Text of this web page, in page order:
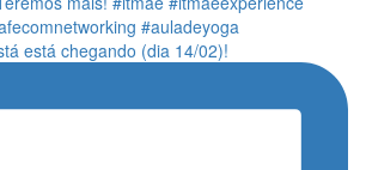
está chegando (dia 14/02)!